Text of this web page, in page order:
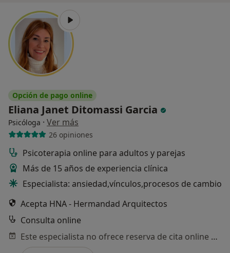
Opción de pago online
Eliana Janet Ditomassi Garcia
Psicóloga · Ver más
26 opiniones
Psicoterapia online para adultos y parejas
Más de 15 años de experiencia clínica
Especialista: ansiedad,vínculos,procesos de cambio
Acepta HNA - Hermandad Arquitectos
Consulta online
Este especialista no ofrece reserva de cita online en esta dirección.